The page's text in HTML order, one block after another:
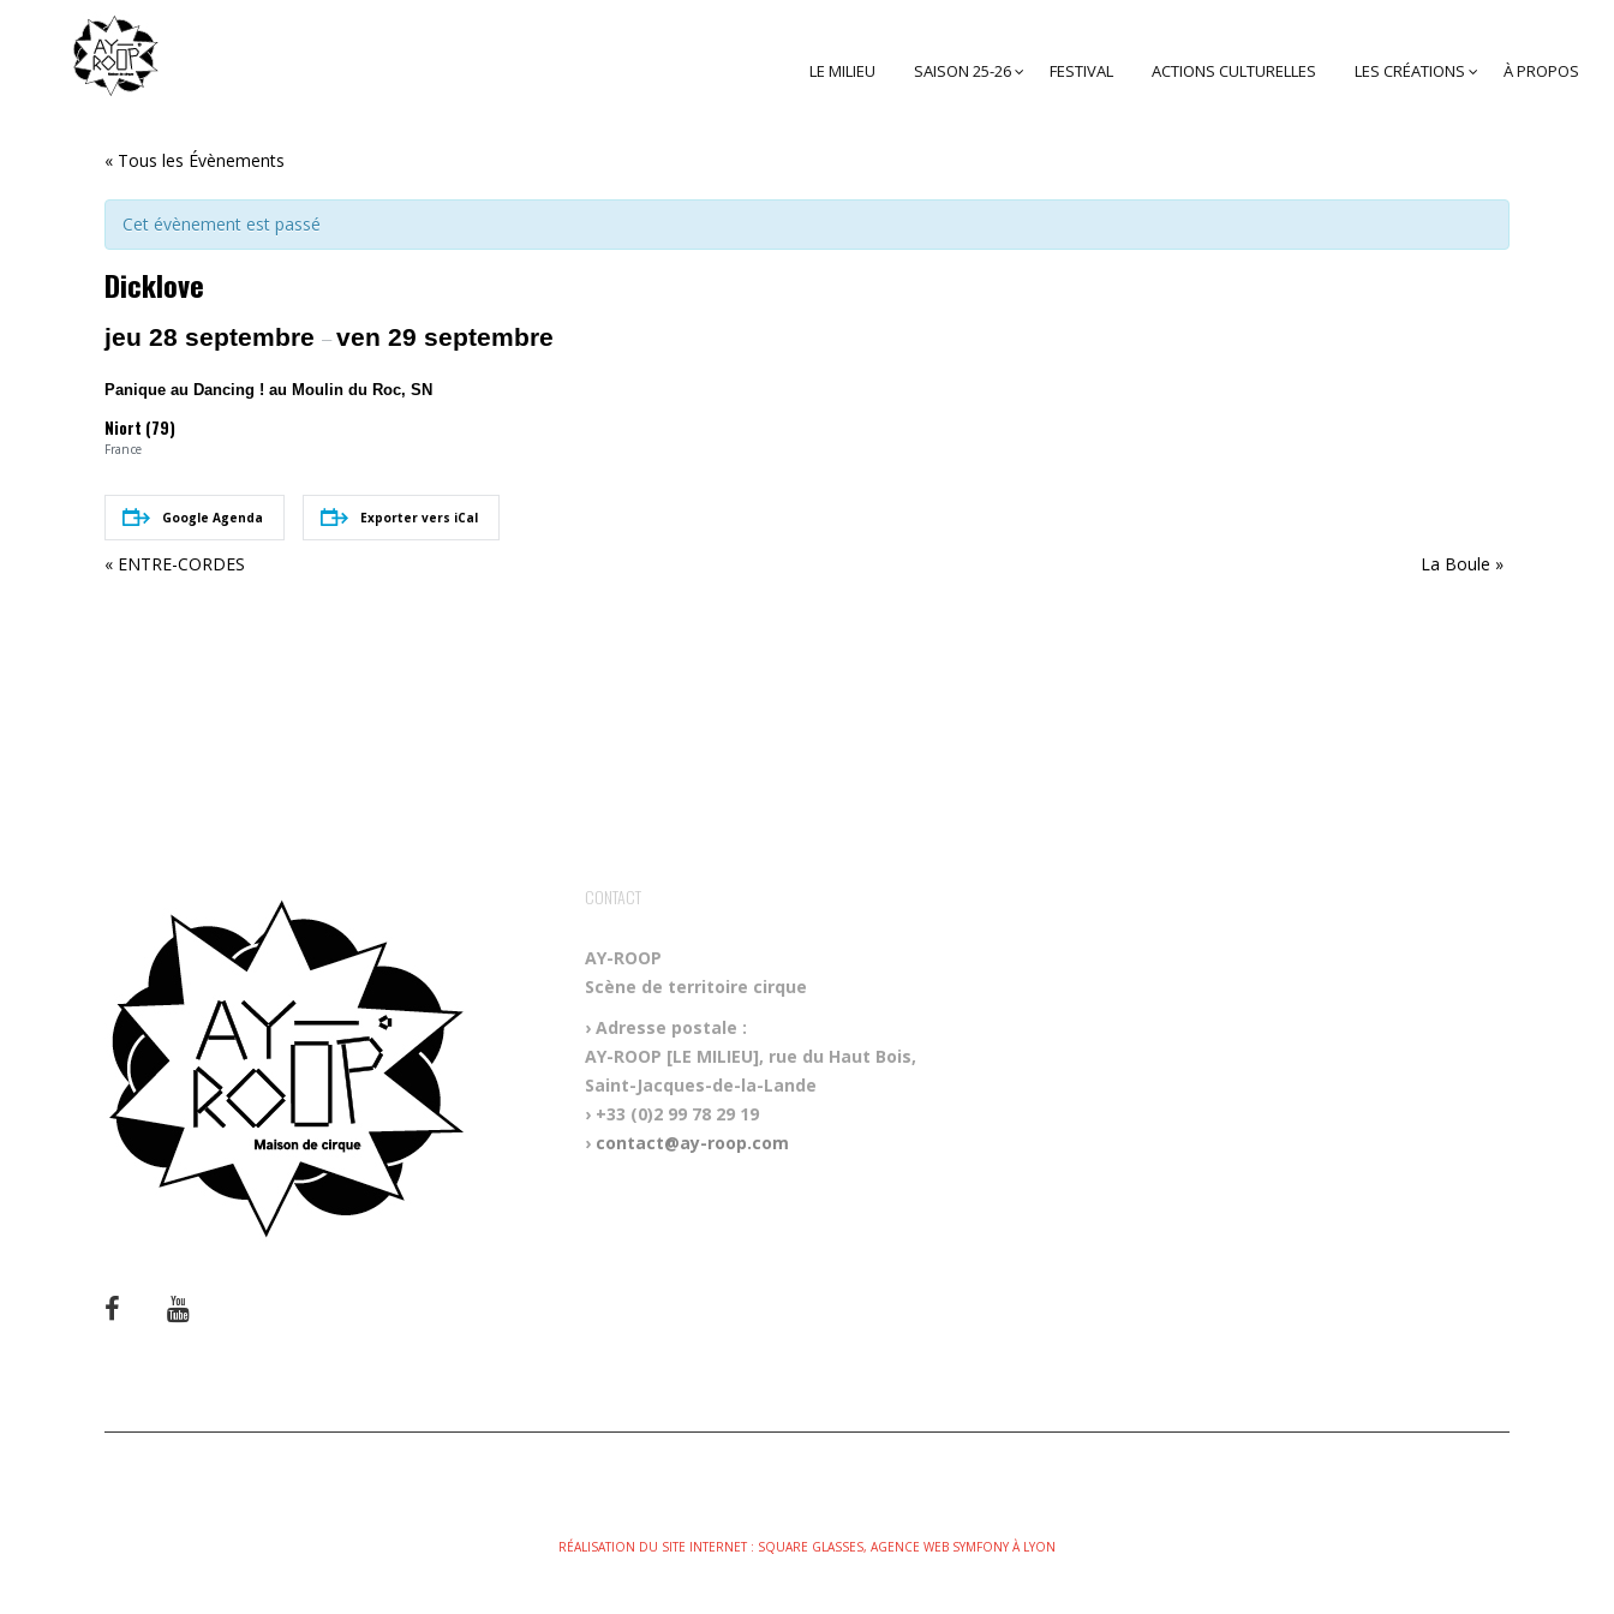
LE MILIEU SAISON 25-26 FESTIVAL ACTIONS CULTURELLES LES CRÉATIONS À PROPOS
« Tous les Évènements
Cet évènement est passé
Dicklove
jeu 28 septembre – ven 29 septembre
Panique au Dancing ! au Moulin du Roc, SN
Niort (79)
France
Google Agenda Exporter vers iCal
Navigation
« ENTRE-CORDES La Boule »
CONTACT
AY-ROOP
Scène de territoire cirque
› Adresse postale :
AY-ROOP [LE MILIEU], rue du Haut Bois,
Saint-Jacques-de-la-Lande
› +33 (0)2 99 78 29 19
› contact@ay-roop.com
RÉALISATION DU SITE INTERNET : SQUARE GLASSES, AGENCE WEB SYMFONY À LYON